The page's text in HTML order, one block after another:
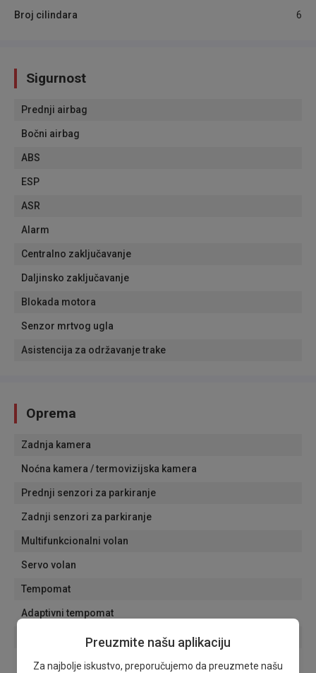
Broj cilindara 6
Sigurnost
Prednji airbag
Bočni airbag
ABS
ESP
ASR
Alarm
Centralno zaključavanje
Daljinsko zaključavanje
Blokada motora
Senzor mrtvog ugla
Asistencija za održavanje trake
Oprema
Zadnja kamera
Noćna kamera / termovizijska kamera
Prednji senzori za parkiranje
Zadnji senzori za parkiranje
Multifunkcionalni volan
Servo volan
Tempomat
Adaptivni tempomat
Adaptivna svetla
Xenon svetla
Preuzmite našu aplikaciju
Za najbolje iskustvo, preporučujemo da preuzmete našu